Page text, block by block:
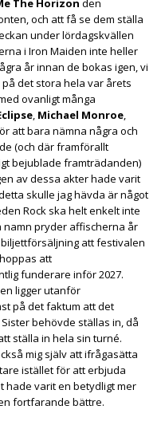
The Horizon den
och att få se dem ställa
under lördagskvällen
i Iron Maiden inte heller
år innan de bokas igen, vi
det stora hela var årets
ovanligt många
, Michael Monroe,
att bara nämna några och
(och där framförallt
bejublade framträdanden)
av dessa akter hade varit
skulle jag hävda är något
Rock ska helt enkelt inte
namn pryder affischerna år
att festivalen
att
funderare inför 2027.
ligger utanför
på det faktum att det
behövde ställas in, då
ställa in hela sin turné.
mig själv att ifrågasätta
istället för att erbjuda
hade varit en betydligt mer
fortfarande bättre.